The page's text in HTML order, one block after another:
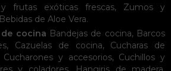
y frutas exóticas frescas, Zumos y
Bebidas de Aloe Vera.
cocina Bandejas de cocina, Barcos
, Cazuelas de cocina, Cucharas de
Cucharones y accesorios, Cuchillos y